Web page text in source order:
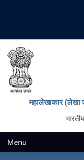
महालेखाकार (लेखा
Menu